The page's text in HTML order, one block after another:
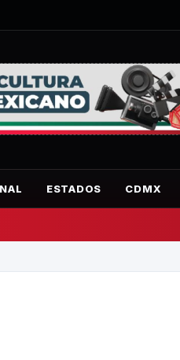
ESTADOS CDMX